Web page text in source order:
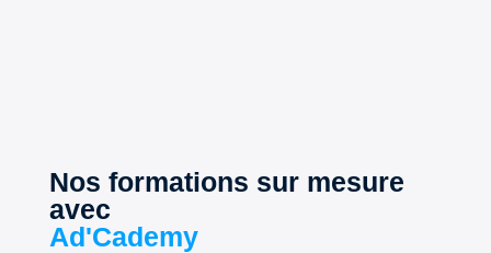
Nos formations sur mesure
avec
Ad'Cademy